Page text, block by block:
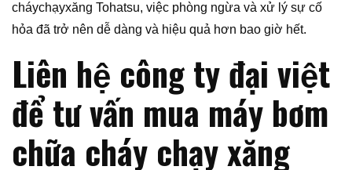
cháychạyxăng Tohatsu, việc phòng ngừa và xử lý sự cố
hỏa đã trở nên dễ dàng và hiệu quả hơn bao giờ hết.
Liên hệ công ty đại việt
để tư vấn mua máy bơm
chữa cháy chạy xăng